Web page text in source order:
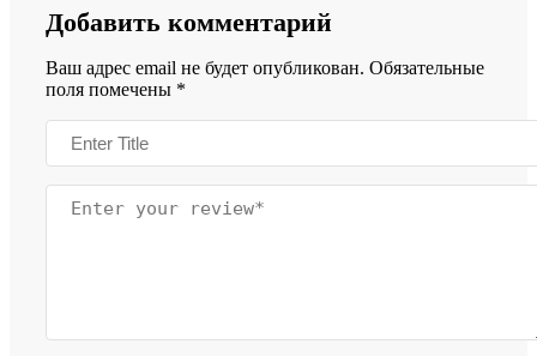
Добавить комментарий
Ваш адрес email не будет опубликован. Обязательные
поля помечены *